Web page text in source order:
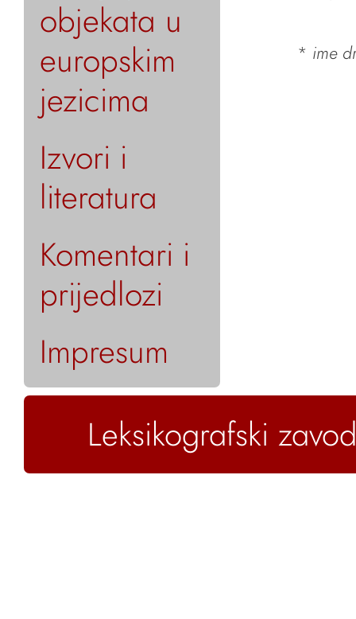
objekata u
europskim
jezicima
Izvori i
literatura
Komentari i
prijedlozi
Impresum
* ime
Leksikografski